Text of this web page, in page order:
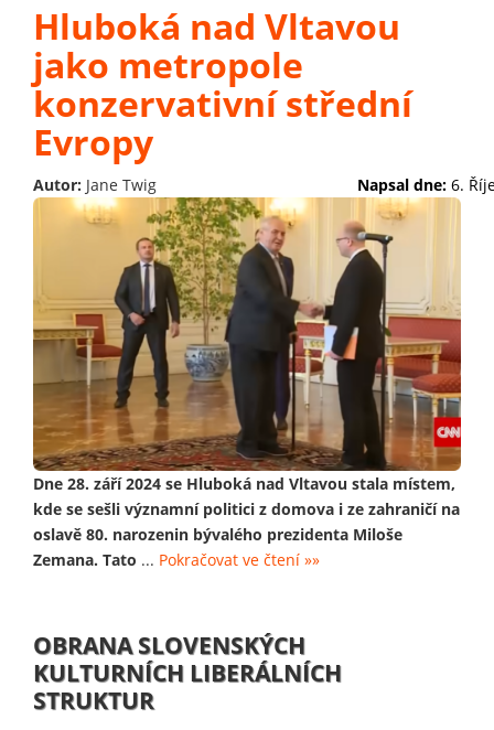
Hluboká nad Vltavou
jako metropole
konzervativní střední
Evropy
Autor: Jane Twig Napsal dne: 6.
Dne 28. září 2024 se Hluboká nad Vltavou stala místem,
kde se sešli významní politici z domova i ze zahraničí na
oslavě 80. narozenin bývalého prezidenta Miloše
Zemana. Tato ... Pokračovat ve čtení »»
OBRANA SLOVENSKÝCH
KULTURNÍCH LIBERÁLNÍCH
STRUKTUR